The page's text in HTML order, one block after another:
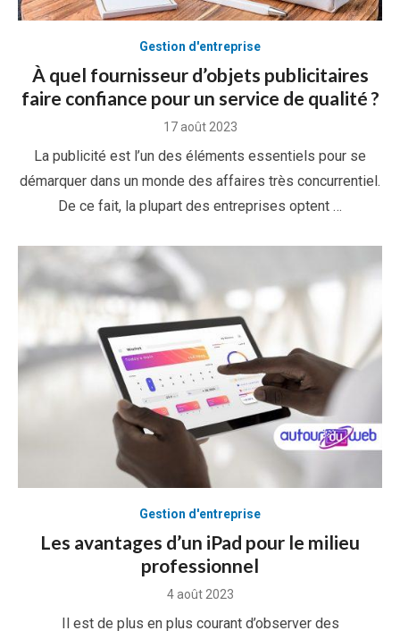
Gestion d'entreprise
À quel fournisseur d’objets publicitaires
faire confiance pour un service de qualité ?
Posted
17 août 2023
La publicité est l’un des éléments essentiels pour se
démarquer dans un monde des affaires très concurrentiel.
De ce fait, la plupart des entreprises optent …
Gestion d'entreprise
Les avantages d’un iPad pour le milieu
professionnel
Posted
4 août 2023
Il est de plus en plus courant d’observer des